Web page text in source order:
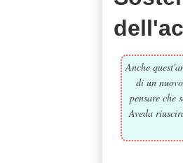
Anche
di un
pensare
Aveda